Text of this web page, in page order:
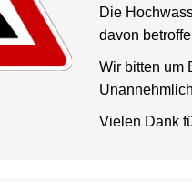
Die
davon
Wir bitten um
Vielen Dank